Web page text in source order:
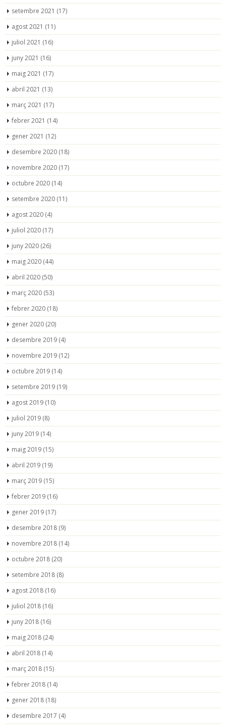
setembre 2021 (17)
agost 2021 (11)
juliol 2021 (16)
juny 2021 (16)
maig 2021 (17)
abril 2021 (13)
març 2021 (17)
febrer 2021 (14)
gener 2021 (12)
desembre 2020 (18)
novembre 2020 (17)
octubre 2020 (14)
setembre 2020 (11)
agost 2020 (4)
juliol 2020 (17)
juny 2020 (26)
maig 2020 (44)
abril 2020 (50)
març 2020 (53)
febrer 2020 (18)
gener 2020 (20)
desembre 2019 (4)
novembre 2019 (12)
octubre 2019 (14)
setembre 2019 (19)
agost 2019 (10)
juliol 2019 (8)
juny 2019 (14)
maig 2019 (15)
abril 2019 (19)
març 2019 (15)
febrer 2019 (16)
gener 2019 (17)
desembre 2018 (9)
novembre 2018 (14)
octubre 2018 (20)
setembre 2018 (8)
agost 2018 (16)
juliol 2018 (16)
juny 2018 (16)
maig 2018 (24)
abril 2018 (14)
març 2018 (15)
febrer 2018 (14)
gener 2018 (18)
desembre 2017 (4)